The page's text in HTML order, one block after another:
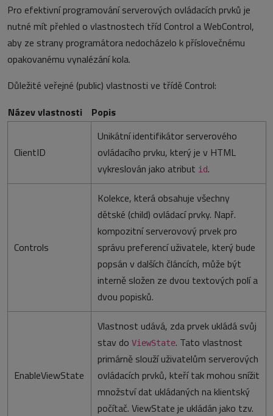
Pro efektivní programování serverových ovládacích prvků je
nutné mít přehled o vlastnostech tříd Control a WebControl,
aby ze strany programátora nedocházelo k příslovečnému
opakovanému vynalézání kola.
Důležité veřejné (public) vlastnosti ve třídě Control:
Název vlastnosti
Popis
ClientID
Unikátní identifikátor serverového
ovládacího prvku, který je v HTML
vykreslován jako atribut id.
Controls
Kolekce, která obsahuje všechny
dětské (child) ovládací prvky. Např.
kompozitní serverovový prvek pro
správu preferencí uživatele, který bude
popsán v dalších článcích, může být
interně složen ze dvou textových polí a
dvou popisků.
EnableViewState
Vlastnost udává, zda prvek ukládá svůj
stav do ViewState. Tato vlastnost
primárně slouží uživatelům serverových
ovládacích prvků, kteří tak mohou snížit
množství dat ukládaných na klientský
počítač. ViewState je ukládán jako tzv.